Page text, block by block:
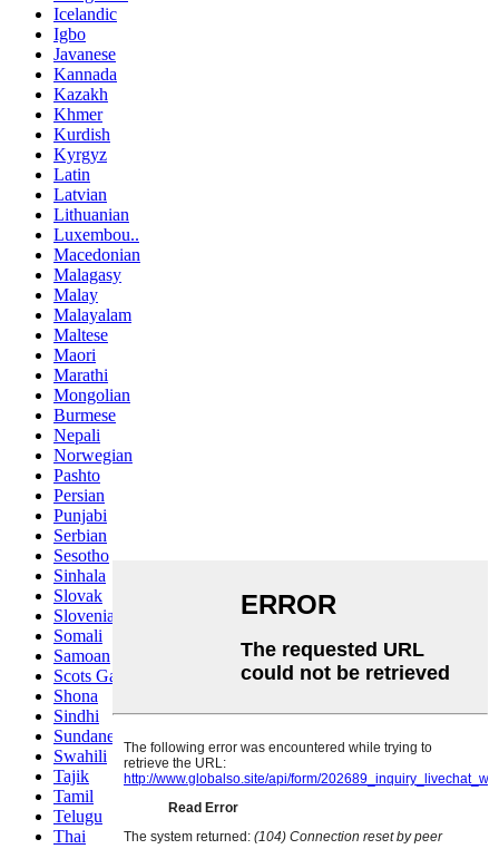
Icelandic
Igbo
Javanese
Kannada
Kazakh
Khmer
Kurdish
Kyrgyz
Latin
Latvian
Lithuanian
Luxembou..
Macedonian
Malagasy
Malay
Malayalam
Maltese
Maori
Marathi
Mongolian
Burmese
Nepali
Norwegian
Pashto
Persian
Punjabi
Serbian
Sesotho
Sinhala
Slovak
Slovenian
Somali
Samoan
Scots Gaelic
Shona
Sindhi
Sundanese
Swahili
Tajik
Tamil
Telugu
Thai